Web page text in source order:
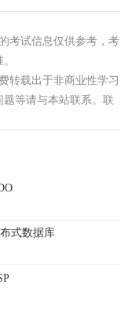
考试信息仅供参考，考
转载出于非商业性学习
等请与本站联系。联
式数据库